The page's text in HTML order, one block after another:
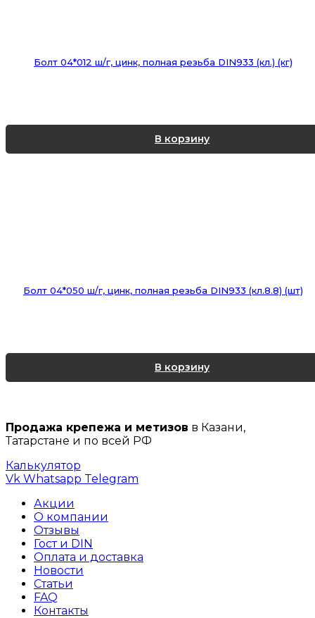
Болт 04*012 ш/г, цинк, полная резьба DIN933 (кл.) (кг)
В корзину
Болт 04*050 ш/г, цинк, полная резьба DIN933 (кл.8.8) (шт)
В корзину
Продажа крепежа и метизов в Казани,
Татарстане и по всей РФ
Калькулятор
Vk Whatsapp Telegram
Акции
О компании
Отзывы
Гост и DIN
Оплата и доставка
Новости
Статьи
FAQ
Контакты